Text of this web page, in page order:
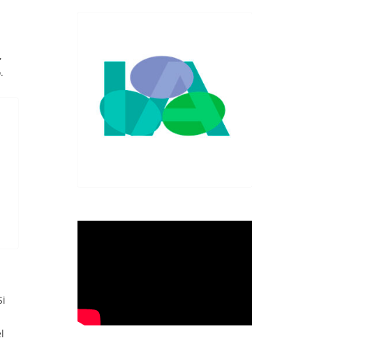
CREAR 1.000.000 DE
EMPRENDEDORES EN TU
DEL CONOCIMIENTO EN
MAPA DE LIDERAZGO